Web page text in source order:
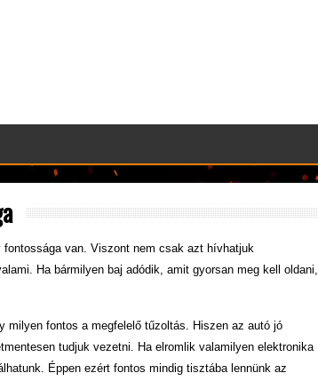
van. Viszont nem csak azt hívhatjuk
Ha bármilyen baj adódik, amit gyorsan meg kell oldani,
milyen fontos a megfelelő tűzoltás. Hiszen az autó jó
tudjuk vezetni. Ha elromlik valamilyen elektronika
Éppen ezért fontos mindig tisztába lennünk az